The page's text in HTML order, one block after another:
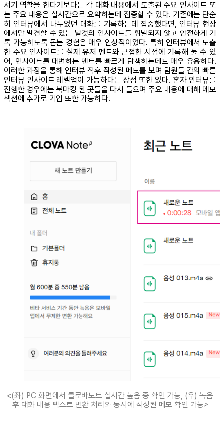
서기 역할을 한다기보다는 각 대화 내용에서 도출된 주요 인사이트 또
는 주요 내용은 실시간으로 요약하는데 집중할 수 있다. 기존에는 단순
히 인터뷰에서 나누었던 대화를 기록하는데 집중했다면, 인터뷰 현장
에서만 발견할 수 있는 날것의 인사이트를 휘발되지 않고 안전하게 기
록 가능하도록 돕는 경험은 매우 인상적이었다. 특히 인터뷰에서 도출
한 주요 인사이트를 실제 유저 멘트와 근접한 시점에 기록해 둘 수 있
어, 인사이트를 대변하는 멘트를 빠르게 탐색하는데도 매우 유용하다.
이러한 과정을 통해 인터뷰 직후 작성된 메모를 보며 팀원들 간의 빠른
인터뷰 인사이트 레벨업이 가능하다는 장점 또한 있다. 혼자 인터뷰를
진행한 경우에는 북마킹 된 곳들을 다시 들으며 주요 내용에 대해 메모
섹션에 추가로 기입 또한 가능하다.
<(좌) PC 화면에서 클로바노트 실시간 높음 중 확인 가능, (우) 녹음
후 대화 내용 텍스트 변환 처리와 동시에 작성된 메모 확인 가능>